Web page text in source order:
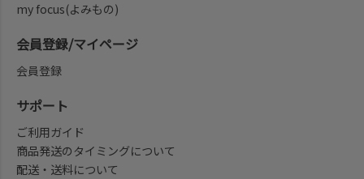
my focus(よみもの)
会員登録/マイページ
会員登録
サポート
ご利用ガイド
商品発送のタイミングについて
配送・送料について